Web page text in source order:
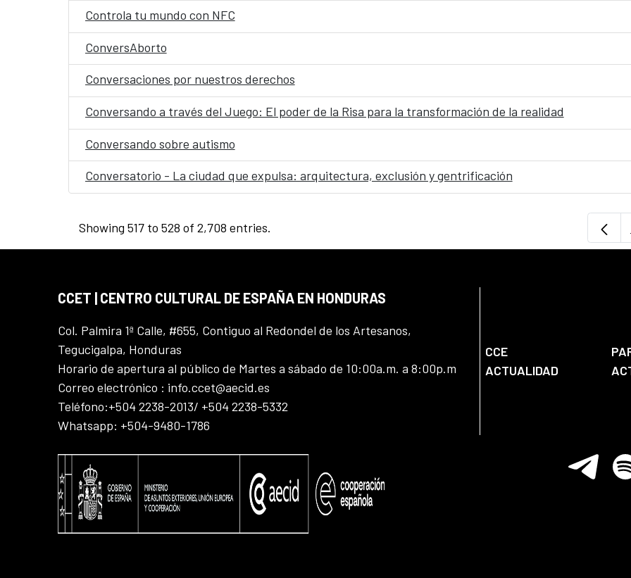
Controla tu mundo con NFC
ConversAborto
Conversaciones por nuestros derechos
Conversando a través del Juego: El poder de la Risa para la transformación de la realidad
Conversando sobre autismo
Conversatorio - La ciudad que expulsa: arquitectura, exclusión y gentrificación
Showing 517 to 528 of 2,708 entries.
CCET | CENTRO CULTURAL DE ESPAÑA EN HONDURAS
Col. Palmira 1ª Calle, #655, Contiguo al Redondel de los Artesanos,
Tegucigalpa, Honduras
Horario de apertura al público de Martes a sábado de 10:00a.m. a 8:00p.m
Correo electrónico : info.ccet@aecid.es
Teléfono:+504 2238-2013/ +504 2238-5332
Whatsapp: +504-9480-1786
CCE
ACTUALIDAD
Telegram